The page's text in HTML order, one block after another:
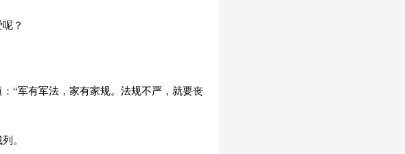
？
“军有军法，家有家规。法规不严，就要丧
。